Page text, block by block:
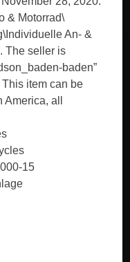
& Motorrad\
An- &
The seller is
baden”
item can be
all
15